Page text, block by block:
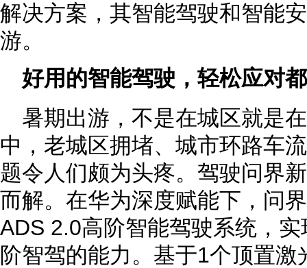
解决方案，其智能驾驶和智能
游。
好用的智能驾驶，轻松应对
暑期出游，不是在城区就是
中，老城区拥堵、城市环路车
题令人们颇为头疼。驾驶问界
而解。在华为深度赋能下，问
ADS 2.0高阶智能驾驶系统，
阶智驾的能力。基于1个顶置